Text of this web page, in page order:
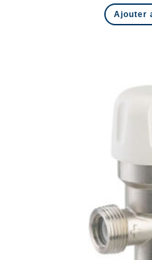
Ajouter